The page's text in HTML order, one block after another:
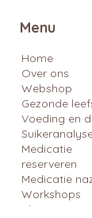
Menu
Home
Over ons
Webshop
Gezonde
Voeding en
Medicatie
reserveren
Medicatie
Workshops
Blog